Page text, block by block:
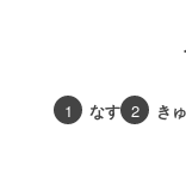
1 なす 2 き